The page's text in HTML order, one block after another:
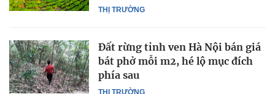
THỊ TRƯỜNG
Đất rừng tỉnh ven Hà Nội bán giá
bát phở mỗi m2, hé lộ mục đích
phía sau